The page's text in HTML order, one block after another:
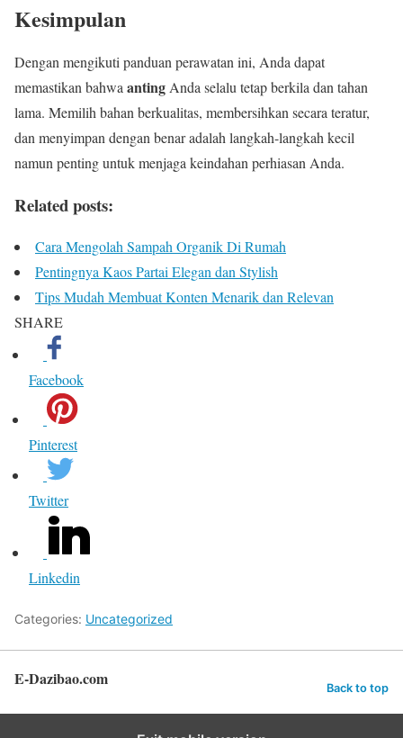
Kesimpulan
Dengan mengikuti panduan perawatan ini, Anda dapat
memastikan bahwa anting Anda selalu tetap berkila dan tahan
lama. Memilih bahan berkualitas, membersihkan secara teratur,
dan menyimpan dengan benar adalah langkah-langkah kecil
namun penting untuk menjaga keindahan perhiasan Anda.
Related posts:
Cara Mengolah Sampah Organik Di Rumah
Pentingnya Kaos Partai Elegan dan Stylish
Tips Mudah Membuat Konten Menarik dan Relevan
SHARE
Facebook
Pinterest
Twitter
Linkedin
Categories: Uncategorized
E-Dazibao.com Back to top